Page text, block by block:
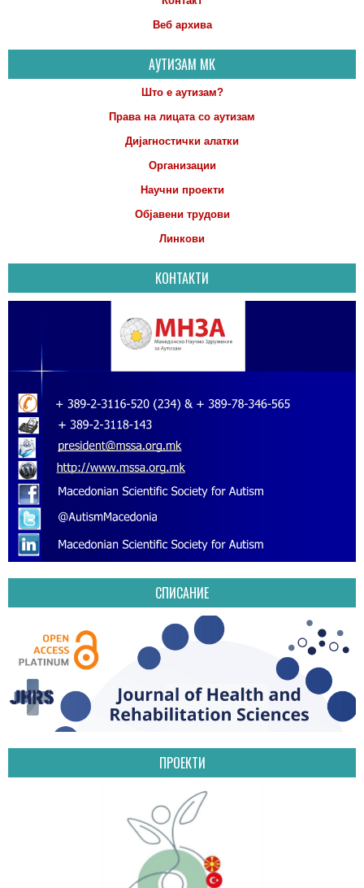
Веб архива
АУТИЗАМ МК
Што е аутизам?
Права на лицата со аутизам
Дијагностички алатки
Организации
Научни проекти
Објавени трудови
Линкови
КОНТАКТИ
СПИСАНИЕ
ПРОЕКТИ